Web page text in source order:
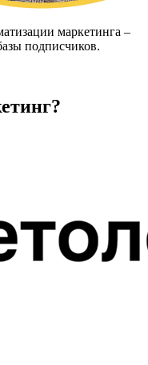
маркетинга –
подписчиков.